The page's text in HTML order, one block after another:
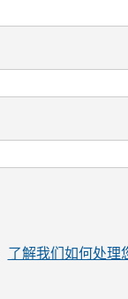
了解我们如何处理